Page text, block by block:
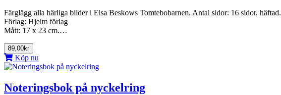
Färglägg alla härliga bilder i Elsa Beskows Tomtebobarnen. Antal sidor: 16 sidor, häftad.
Förlag: Hjelm förlag
Mått: 17 x 23 cm.…
89,00kr
Köp nu
Noteringsbok på nyckelring